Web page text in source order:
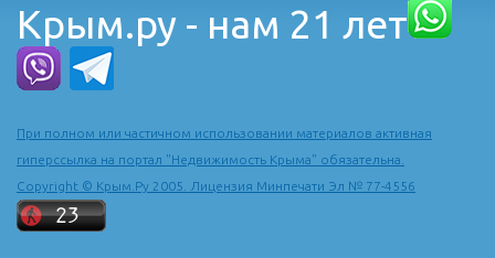
Крым.ру - нам 21 лет
При полном или частичном использовании материалов активная
гиперссылка на портал "Недвижимость Крыма" обязательна.
Copyright © Крым.Ру 2005. Лицензия Минпечати Эл № 77-4556